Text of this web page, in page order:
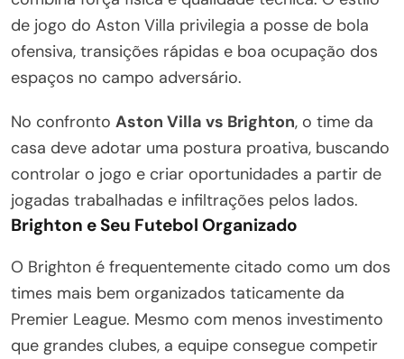
de jogo do Aston Villa privilegia a posse de bola
ofensiva, transições rápidas e boa ocupação dos
espaços no campo adversário.
No confronto Aston Villa vs Brighton, o time da
casa deve adotar uma postura proativa, buscando
controlar o jogo e criar oportunidades a partir de
jogadas trabalhadas e infiltrações pelos lados.
Brighton e Seu Futebol Organizado
O Brighton é frequentemente citado como um dos
times mais bem organizados taticamente da
Premier League. Mesmo com menos investimento
que grandes clubes, a equipe consegue competir